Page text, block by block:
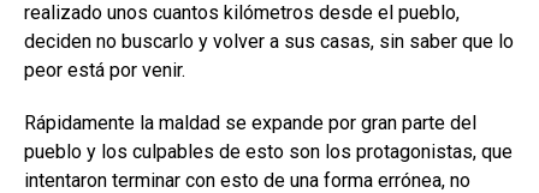
realizado unos cuantos kilómetros desde el pueblo,
deciden no buscarlo y volver a sus casas, sin saber que lo
peor está por venir.
Rápidamente la maldad se expande por gran parte del
pueblo y los culpables de esto son los protagonistas, que
intentaron terminar con esto de una forma errónea, no